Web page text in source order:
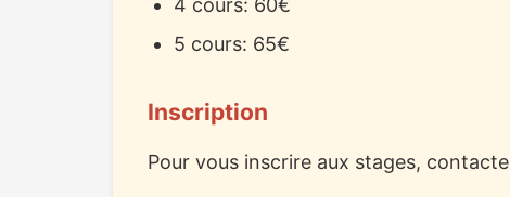
4 cours: 60€
5 cours: 65€
Inscription
Pour vous inscrire aux stages,